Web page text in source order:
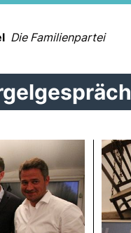
Die Familienpartei